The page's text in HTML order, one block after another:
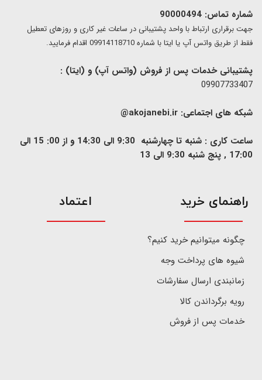
شماره تماس: 90000494
​​جهت برقراری ارتباط با واحد پشتیبانی در ساعات غیر کاری و روزهای تعطیل
فقط از طریق واتس آپ یا ایتا با شماره 09914118710 اقدام فرمایید.
پشتیبانی خدمات پس از فروش (واتس آپ) و (ایتا) :
09907733407
شبکه های اجتماعی: akojanebi.ir@
ساعت کاری : شنبه تا چهارشنبه 9:30 الی 14:30 و از 00: 15 الی
17:00 , پنج شنبه 9:30 الی 13
​راهنمای خرید
چگونه میتوانیم خرید کنیم؟
شیوه های پرداخت وجه
زمانبندی ارسال سفارشات
رویه برگرداندن کالا
خدمات پس از فروش
اعتماد